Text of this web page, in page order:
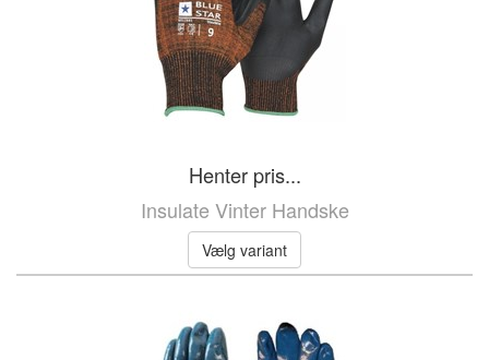
Henter pris...
Insulate Vinter Handske
Vælg variant